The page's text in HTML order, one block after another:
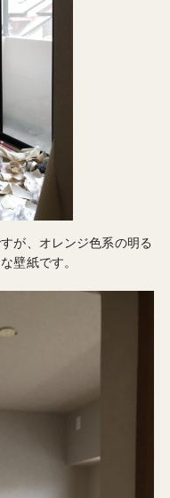
が、オレンジ色系の明る
壁紙です。